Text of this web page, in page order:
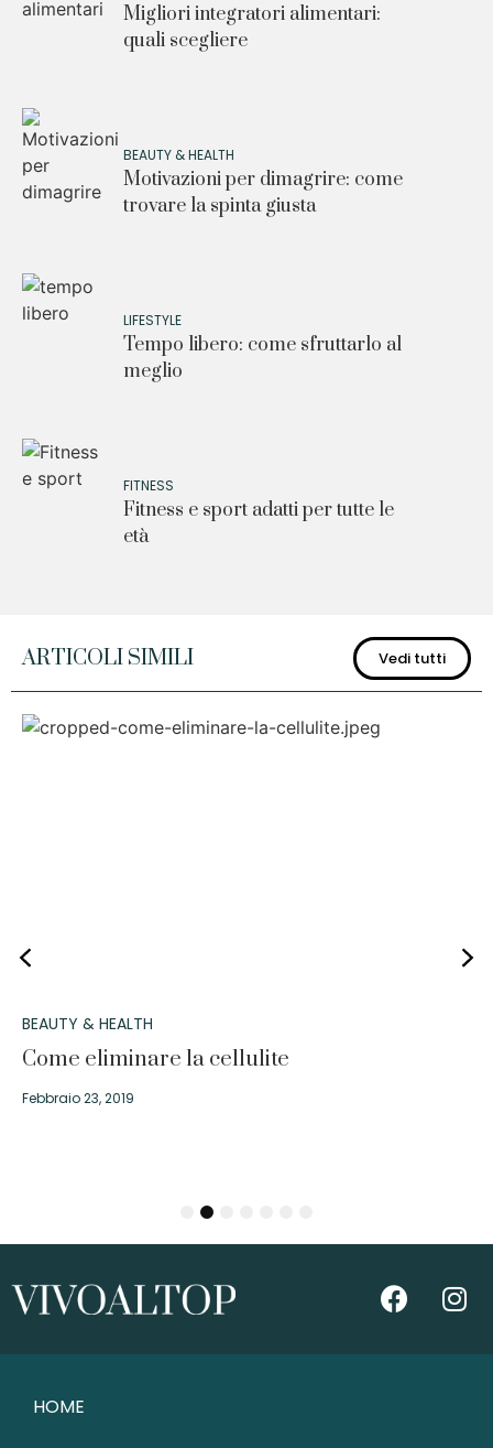
Migliori integratori alimentari:
quali scegliere
BEAUTY & HEALTH
Motivazioni per dimagrire: come
trovare la spinta giusta
LIFESTYLE
Tempo libero: come sfruttarlo al
meglio
FITNESS
Fitness e sport adatti per tutte le
età
ARTICOLI SIMILI Vedi tutti
BEAUTY & HEALTH
Come eliminare la cellulite
Febbraio 23, 2019
5
HOME